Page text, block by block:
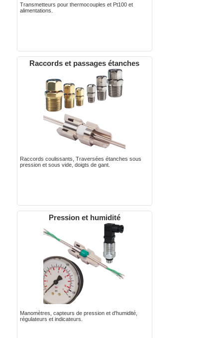
Transmetteurs pour thermocouples et Pt100 et
alimentations.
Raccords et passages étanches
Raccords coulissants, Traversées étanches sous
pression et sous vide, doigts de gant.
Pression et humidité
Manomètres, capteurs de pression et d'humidité,
régulateurs et indicateurs.